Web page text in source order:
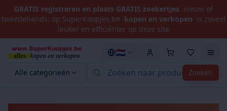
GRATIS registreren en plaats GRATIS zoekertjes nieuw of
tweedehands: op SuperKoopjes.be kopen en verkopen is zoveel
leuker en efficiënter op deze site
Alle categorieën Zoeken
🇳🇱